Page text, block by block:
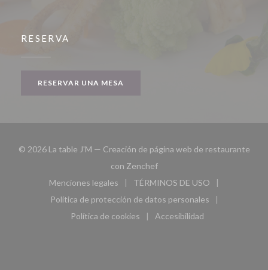
RESERVA
RESERVAR UNA MESA
© 2026 La table J'M — Creación de página web de restaurante
con Zenchef((abre en una nueva ventana))
Menciones legales
((abre en una nueva ventana))
TÉRMINOS DE USO
((abre en una nueva
Política de protección de datos personales
((abre en una nueva ventana))
Política de cookies
((abre en una nueva ventana))
Accesibilidad